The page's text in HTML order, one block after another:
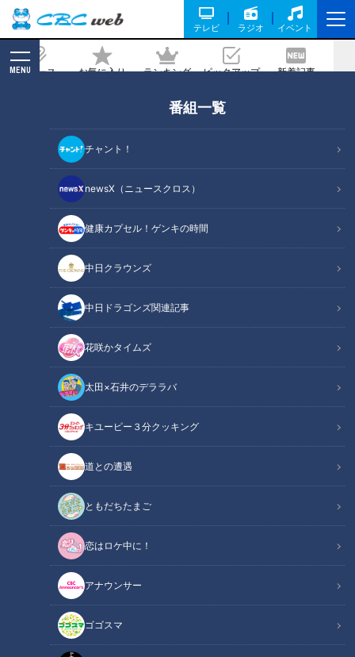
テレビ ラジオ イベント
ニュース お気に入り ランキング ピックアップ 新着記事
MENU
番組一覧
チャント！
newsX（ニュースクロス）
健康カプセル！ゲンキの時間
中日クラウンズ
中日ドラゴンズ関連記事
花咲かタイムズ
太田×石井のデララバ
キユーピー３分クッキング
道との遭遇
ともだちたまご
恋はロケ中に！
アナウンサー
ゴゴスマ
どん』を調査！ 刺し身のように鮮度が
命の打ちたて＆ゆでたてうどん
記事に戻る
CBCテレビ『チャント！』いただきます！ほぼ地元だけ 愛されフード
この記事の画像（全7枚）